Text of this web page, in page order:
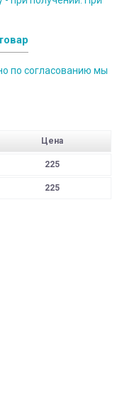
по согласованию мы
Цена
225
225